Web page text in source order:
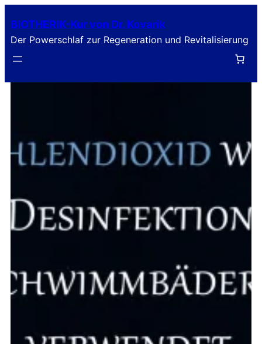
Inhalt
springen
BIOTHERIK-Kur von Dr. Kovarik
Der Powerschlaf zur Regeneration und Revitalisierung